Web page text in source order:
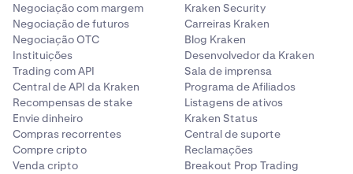
Negociação com margem
Negociação de futuros
Negociação OTC
Instituições
Trading com API
Central de API da Kraken
Recompensas de stake
Envie dinheiro
Compras recorrentes
Compre cripto
Venda cripto
Kraken Security
Carreiras Kraken
Blog Kraken
Desenvolvedor da Kraken
Sala de imprensa
Programa de Afiliados
Listagens de ativos
Kraken Status
Central de suporte
Reclamações
Breakout Prop Trading